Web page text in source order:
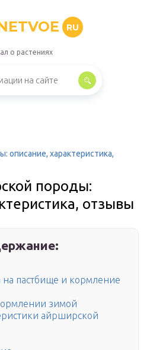
RU
о растениях
описание, характеристика,
породы:
отзывы
на пастбище и кормление
зимой
айрширской